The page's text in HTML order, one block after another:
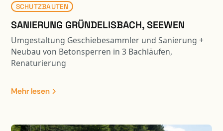
SCHUTZBAUTEN
SANIERUNG GRÜNDELISBACH, SEEWEN
Umgestaltung Geschiebesammler und Sanierung +
Neubau von Betonsperren in 3 Bachläufen,
Renaturierung
Mehr lesen